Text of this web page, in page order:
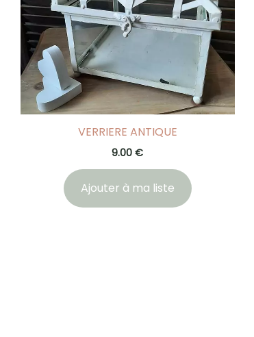
VERRIERE ANTIQUE
9.00€
Ajouter à ma liste